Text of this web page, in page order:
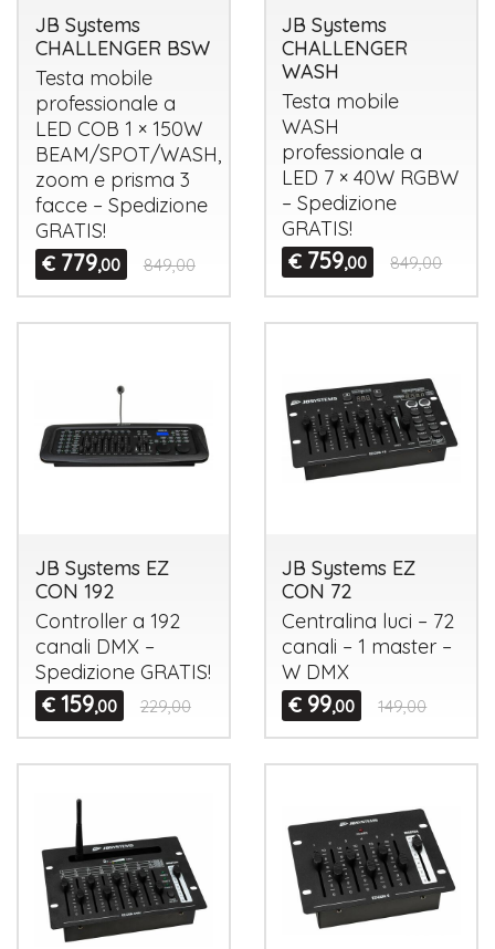
JB Systems
CHALLENGER BSW
Testa mobile
professionale a
LED COB 1 × 150W
BEAM/SPOT/WASH,
zoom e prisma 3
facce – Spedizione
GRATIS!
€ 779,00 849,00
JB Systems
CHALLENGER
WASH
Testa mobile
WASH
professionale a
LED 7 × 40W RGBW
– Spedizione
GRATIS!
€ 759,00 849,00
JB Systems EZ
CON 192
Controller a 192
canali DMX–
Spedizione GRATIS!
€ 159,00 229,00
JB Systems EZ
CON 72
Centralina luci – 72
canali – 1 master –
W DMX
€ 99,00 149,00